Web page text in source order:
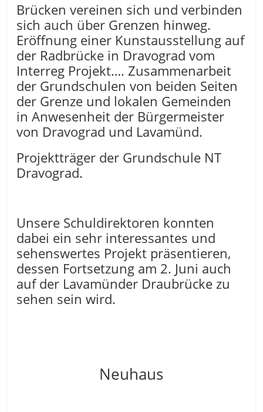
Brücken vereinen sich und verbinden
sich auch über Grenzen hinweg.
Eröffnung einer Kunstausstellung auf
der Radbrücke in Dravograd vom
Interreg Projekt…. Zusammenarbeit
der Grundschulen von beiden Seiten
der Grenze und lokalen Gemeinden
in Anwesenheit der Bürgermeister
von Dravograd und Lavamünd.
Projektträger der Grundschule NT
Dravograd.
Unsere Schuldirektoren konnten
dabei ein sehr interessantes und
sehenswertes Projekt präsentieren,
dessen Fortsetzung am 2. Juni auch
auf der Lavamünder Draubrücke zu
sehen sein wird.
Neuhaus